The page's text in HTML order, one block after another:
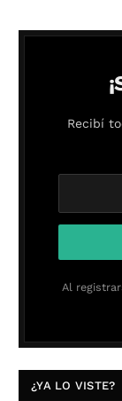
Recibí
Al
¿YA LO VISTE?